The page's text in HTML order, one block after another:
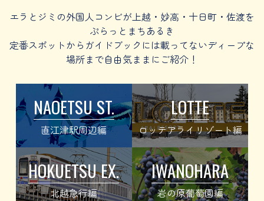
エラとジミの外国人コンビが上越・妙高・十日町・佐渡を
ぷらっとまちあるき
定番スポットからガイドブックには載ってないディープな
場所まで自由気ままにご紹介！
NAOETSU ST.
直江津駅周辺編
LOTTE
ロッテアライリゾート編
HOKUETSU EX.
北越急行編
IWANOHARA
岩の原葡萄園編